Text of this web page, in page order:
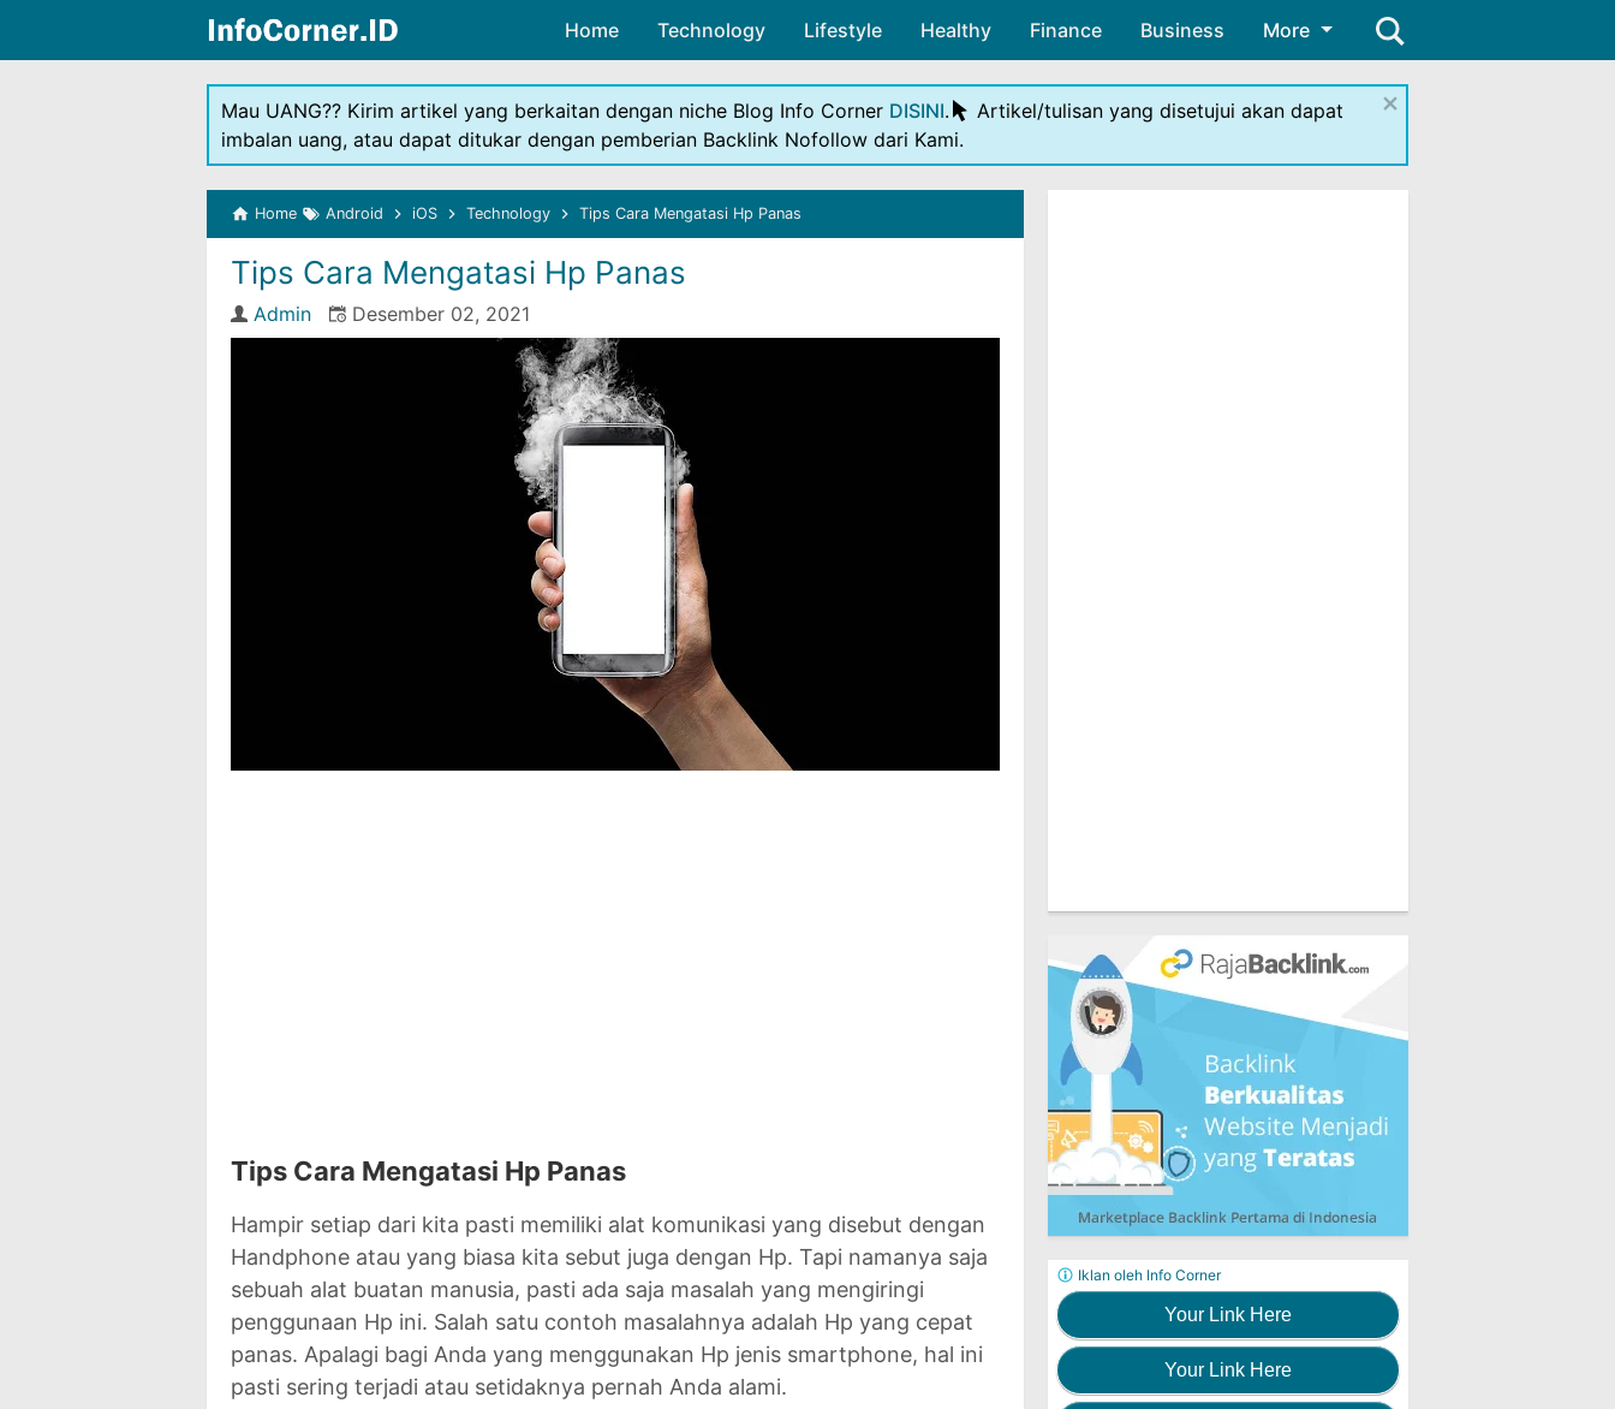
Skip to main content
Home Technology Lifestyle Healthy Finance Business More
Mau UANG?? Kirim artikel yang berkaitan dengan niche Blog Info Corner DISINI.
Artikel/tulisan yang disetujui akan dapat
imbalan uang, atau dapat ditukar dengan pemberian Backlink Nofollow dari Kami.
×
Home Android iOS Technology Tips Cara Mengatasi Hp Panas
Tips Cara Mengatasi Hp Panas
Admin Desember 02, 2021
Tips Cara Mengatasi Hp Panas
Hampir setiap dari kita pasti memiliki alat komunikasi yang disebut dengan
Handphone atau yang biasa kita sebut juga dengan Hp. Tapi namanya saja
sebuah alat buatan manusia, pasti ada saja masalah yang mengiringi
penggunaan Hp ini. Salah satu contoh masalahnya adalah Hp yang cepat
panas. Apalagi bagi Anda yang menggunakan Hp jenis smartphone, hal ini
pasti sering terjadi atau setidaknya pernah Anda alami.
Your Link Here
Your Link Here
Iklan oleh Info Corner